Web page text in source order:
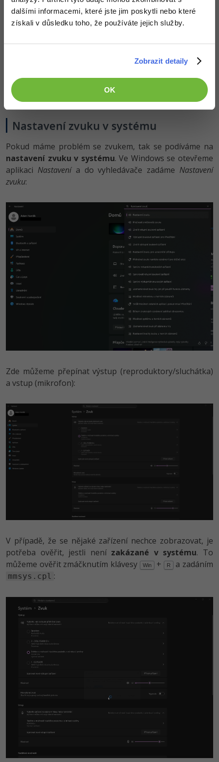
dalšími informacemi, které jste jim poskytli nebo které
získali v důsledku toho, že používáte jejich služby.
Zobrazit detaily
OK
mikrofon . Zoom
nejprve přehráltestovací zvuk,čímž jsme si ověřili, že
zvuk funguje správně
. Poté jsme ověřili
a
zoom námpřehrál to, co jsme řekli.
Nastavení zvuku v systému
Pokud máme problém se zvukem, tak se podíváme na
nastavení zvuku v systému. Ve Windows se otevřeme
aplikaci Nastavenía do vyhledávače zadáme Nastavení
zvuku:
Zde můžeme přepínat výstup (reproduktory/sluchát­ka)
a vstup (mikrofon):
V případě, že se nějaké zařízení nechce zobrazovat, je
potřeba ověřit, jestli není zakázané v systému. To
můžeme ověřit zmáčknutím klávesy
Win + R a zadáním
mmsys.cpl :